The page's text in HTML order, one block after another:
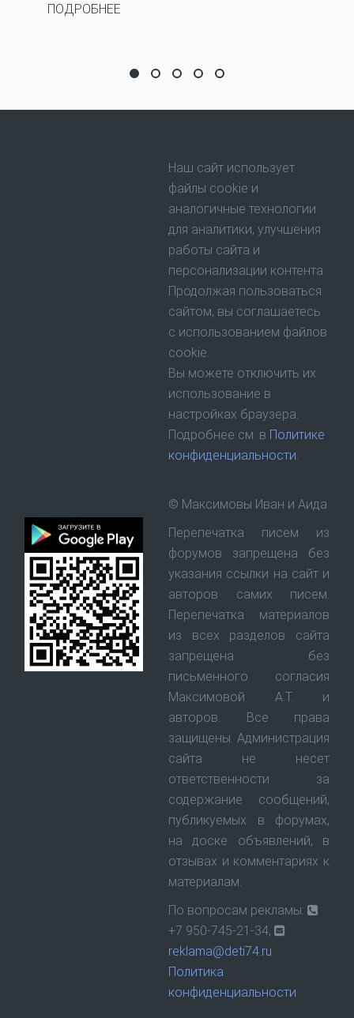
ПОДРОБНЕЕ
Детская искренность против
Лапка кролика на удачу
Кто видел след ведьмы,
Охапка вереска, арфа,
Чувство крыльев за
Наш сайт использует
файлы cookie и
аналогичные технологии
для аналитики, улучшения
работы сайта и
персонализации контента.
Продолжая пользоваться
сайтом, вы соглашаетесь
с использованием файлов
cookie.
Вы можете отключить их
использование в
настройках браузера.
Подробнее см. в Политике
конфиденциальности.
© Максимовы Иван и Аида
Перепечатка писем из
форумов запрещена без
указания ссылки на сайт и
авторов самих писем.
Перепечатка материалов
из всех разделов сайта
запрещена без
письменного согласия
Максимовой А.Т. и
авторов. Все права
защищены. Администрация
сайта не несет
ответственности за
содержание сообщений,
публикуемых в форумах,
на доске объявлений, в
отзывах и комментариях к
материалам.
По вопросам рекламы:
+7 950-745-21-34,
reklama@deti74.ru
Политика
конфиденциальности